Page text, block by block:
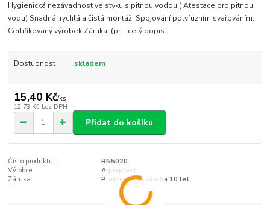
Hygienická nezávadnost ve styku s pitnou vodou ( Atestace pro pitnou
vodu) Snadná, rychlá a čistá montáž. Spojování polyfúzním svařováním.
Certifikovaný výrobek Záruka: (pr... celý popis
Dostupnost skladem
15,40 Kč/ks
12,73 Kč bez DPH
Přidat do košíku
Číslo produktu:
RN5020
Výrobce:
Aquaplast
Záruka:
Prodloužená záruka 10 let